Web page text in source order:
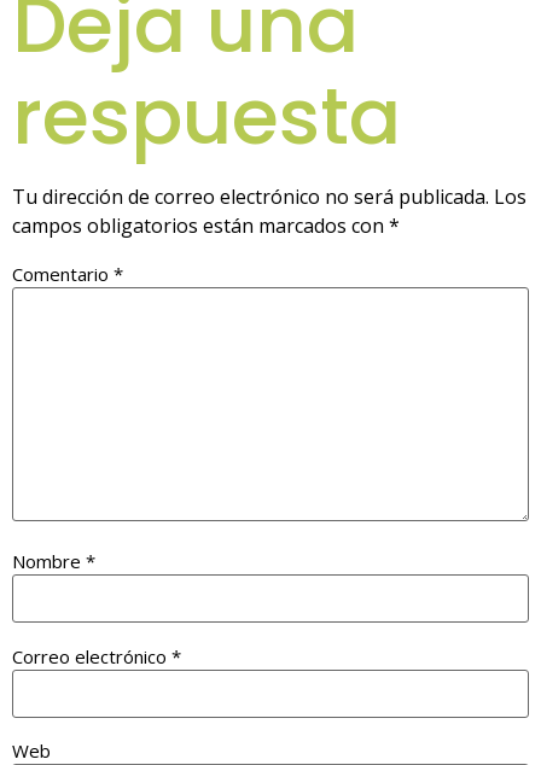
Deja una
respuesta
Tu dirección de correo electrónico no será publicada. Los
campos obligatorios están marcados con *
Comentario *
Nombre *
Correo electrónico *
Web